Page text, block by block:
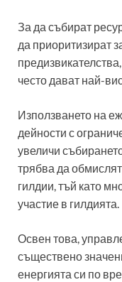
За да събират
да приоритизират
често дават най-
Използването на
дейности с
увеличи
трябва да
гилдии, тъй като
участие в гилдията.
Освен това,
съществено
енергията си по